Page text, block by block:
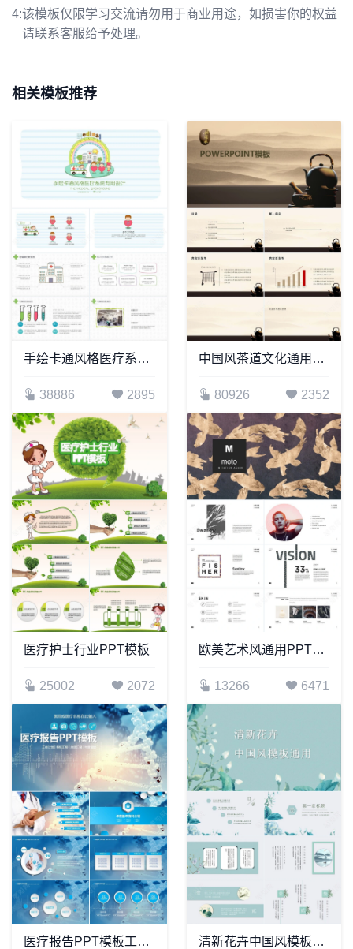
4:该模板仅限学习交流请勿用于商业用途，如损害你的权益
请联系客服给予处理。
相关模板推荐
手绘卡通风格医疗系统专用设计
38886 2895
中国风茶道文化通用PPT模板
80926 2352
医疗护士行业PPT模板
25002 2072
欧美艺术风通用PPT模板
13266 6471
医疗报告PPT模板工作计划指标汇报总结汇报年度总结(2) 清新花卉中国风模板通用